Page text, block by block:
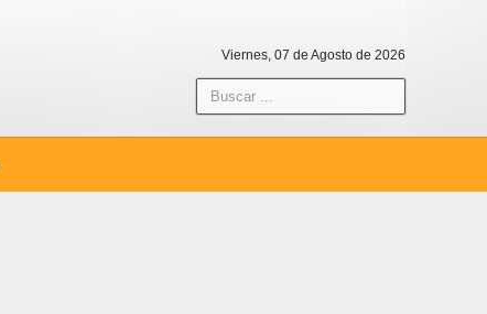
Viernes, 07 de Agosto de 2026